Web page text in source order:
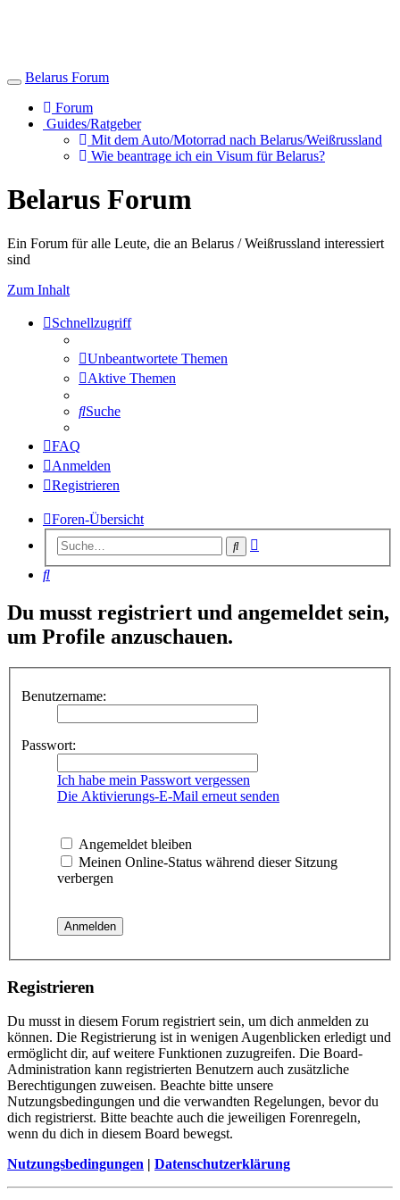
Toggle
navigation
Belarus Forum
Forum
Guides/Ratgeber
Mit dem Auto/Motorrad nach Belarus/Weißrussland
Wie beantrage ich ein Visum für Belarus?
Belarus Forum
Ein Forum für alle Leute, die an Belarus / Weißrussland interessiert
sind
Zum Inhalt
Schnellzugriff
Unbeantwortete Themen
Aktive Themen
Suche
FAQ
Anmelden
Registrieren
Foren-Übersicht
Suche
Suche
Du musst registriert und angemeldet sein,
um Profile anzuschauen.
Benutzername:
Passwort:
Ich habe mein Passwort vergessen
Die Aktivierungs-E-Mail erneut senden
Angemeldet bleiben
Meinen Online-Status während dieser Sitzung
verbergen
Registrieren
Du musst in diesem Forum registriert sein, um dich anmelden zu
können. Die Registrierung ist in wenigen Augenblicken erledigt und
ermöglicht dir, auf weitere Funktionen zuzugreifen. Die Board-
Administration kann registrierten Benutzern auch zusätzliche
Berechtigungen zuweisen. Beachte bitte unsere
Nutzungsbedingungen und die verwandten Regelungen, bevor du
dich registrierst. Bitte beachte auch die jeweiligen Forenregeln,
wenn du dich in diesem Board bewegst.
Nutzungsbedingungen | Datenschutzerklärung